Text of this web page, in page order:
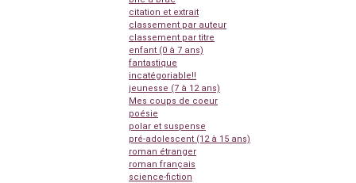
citation et extrait
classement par auteur
classement par titre
enfant (0 à 7 ans)
fantastique
incatégoriable!!
jeunesse (7 à 12 ans)
Mes coups de coeur
poésie
polar et suspense
pré-adolescent (12 à 15 ans)
roman étranger
roman français
science-fiction